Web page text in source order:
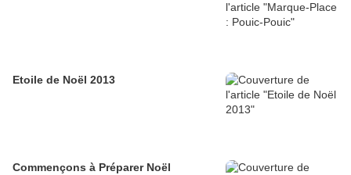
Etoile de Noël 2013
Commençons à Préparer Noël